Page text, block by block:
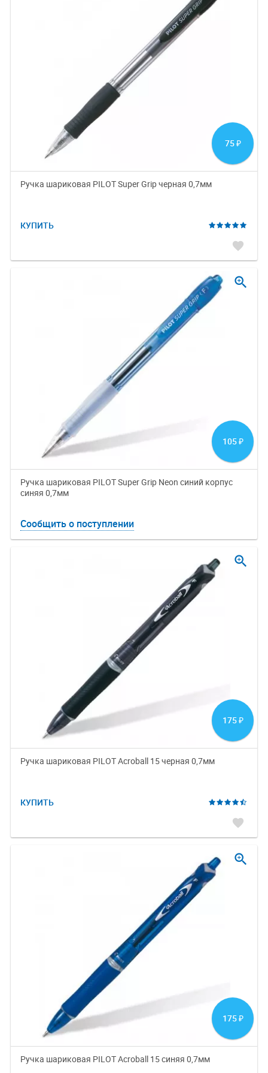
75 ₽
Ручка шариковая PILOT Super Grip черная 0,7мм
КУПИТЬ
favorite
105 ₽
Ручка шариковая PILOT Super Grip Neon синий корпус
синяя 0,7мм
Сообщить о поступлении
zoom_in
175 ₽
Ручка шариковая PILOT Acroball 15 черная 0,7мм
КУПИТЬ
favorite
zoom_in
175 ₽
Ручка шариковая PILOT Acroball 15 синяя 0,7мм
zoom_in